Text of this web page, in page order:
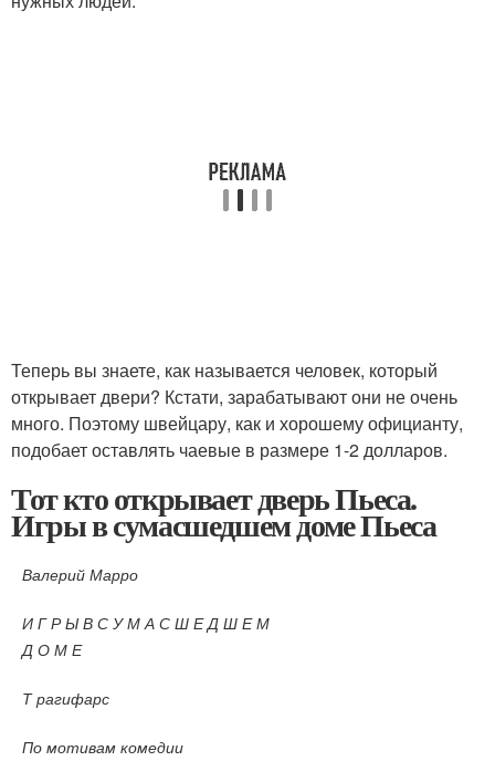
Теперь вы знаете, как называется человек, который
открывает двери? Кстати, зарабатывают они не очень
много. Поэтому швейцару, как и хорошему официанту,
подобает оставлять чаевые в размере 1-2 долларов.
Тот кто открывает дверь Пьеса.
Игры в сумасшедшем доме Пьеса
Валерий Марро
И Г Р Ы В С У М А С Ш Е Д Ш Е М
Д О М Е
Т рагифарс
По мотивам комедии